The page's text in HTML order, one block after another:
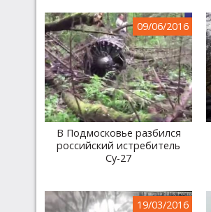
09/06/2016
В Подмосковье разбился
российский истребитель
Су-27
19/03/2016